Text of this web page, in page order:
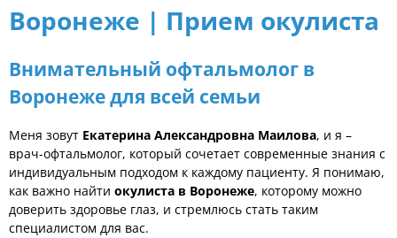
Воронеже | Прием окулиста
Внимательный офтальмолог в
Воронеже для всей семьи
Меня зовут Екатерина Александровна Маилова, и я –
врач-офтальмолог, который сочетает современные знания с
индивидуальным подходом к каждому пациенту. Я понимаю,
как важно найти окулиста в Воронеже, которому можно
доверить здоровье глаз, и стремлюсь стать таким
специалистом для вас.